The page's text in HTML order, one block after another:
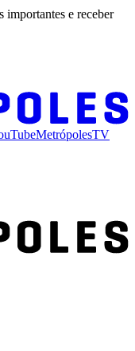
importantes e receber
MetrópolesTV